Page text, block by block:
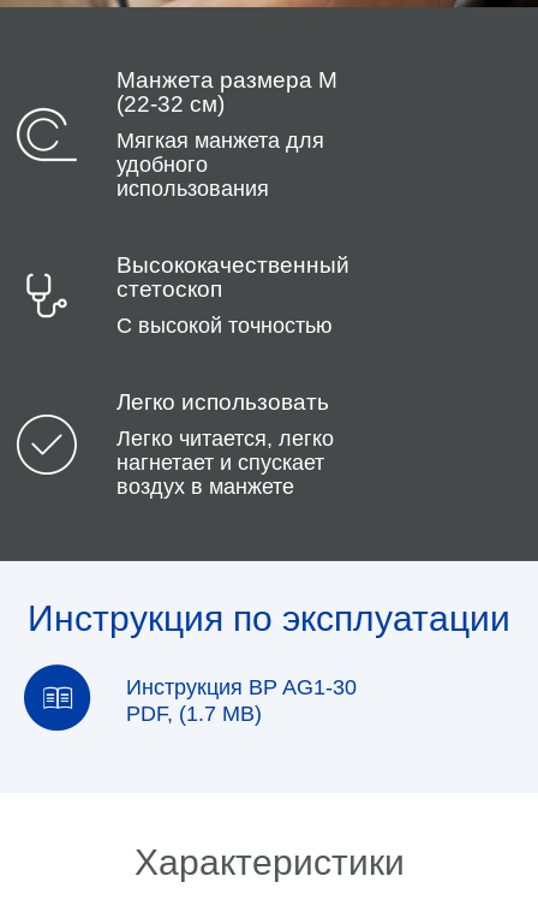
Манжета размера M
(22-32 см)
Мягкая манжета для
удобного
использования
Высококачественный
стетоскоп
С высокой точностью
Легко использовать
Легко читается, легко
нагнетает и спускает
воздух в манжете
Инструкция по эксплуатации
Инструкция BP AG1-30
PDF, (1.7 MB)
Характеристики